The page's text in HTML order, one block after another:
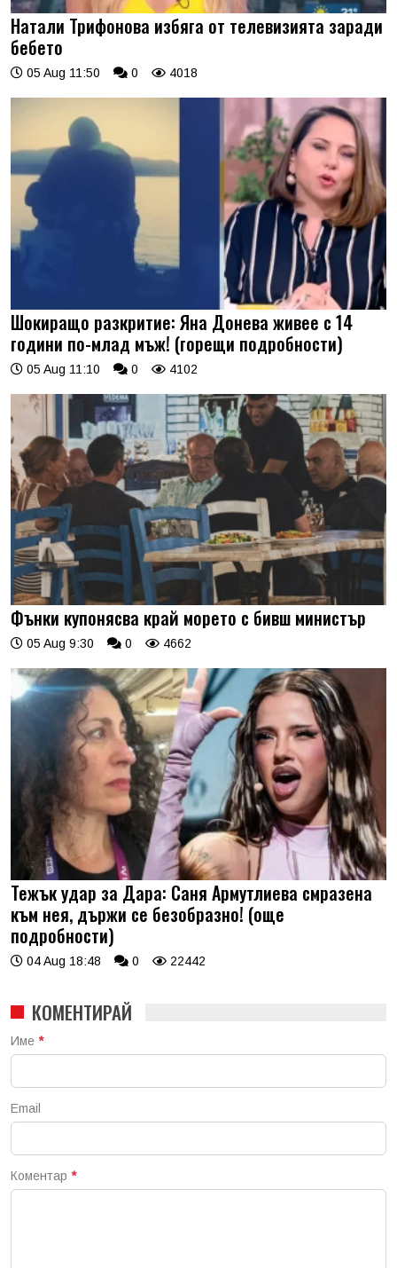
Натали Трифонова избяга от телевизията заради
бебето
05 Aug 11:50 0 4018
Шокиращо разкритие: Яна Донева живее с 14
години по-млад мъж! (горещи подробности)
05 Aug 11:10 0 4102
Фънки купонясва край морето с бивш министър
05 Aug 9:30 0 4662
Тежък удар за Дара: Саня Армутлиева смразена
към нея, държи се безобразно! (още
подробности)
04 Aug 18:48 0 22442
КОМЕНТИРАЙ
Име *
Email
Коментар *